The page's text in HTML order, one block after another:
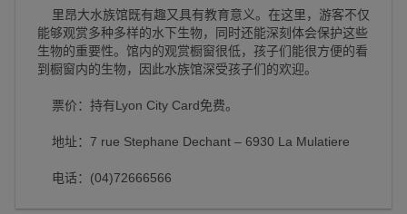
里昂大水族馆既有趣又具有教育意义。在这里，游客不仅
能够观赏多种多样的水下生物，同时还能深刻体会保护这些
生物的重要性。馆内的观赏橱窗很低，孩子们能很方便的看
到橱窗内的生物，因此水族馆深受孩子们的欢迎。
票价：持有Lyon City Card免费。
地址：7 rue Stephane Dechant – 6930 La Mulatiere
电话：(04)72666566